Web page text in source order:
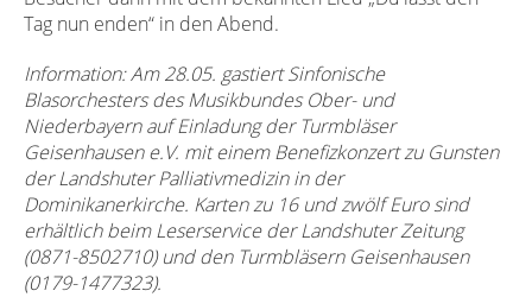
Tag nun enden“ in den Abend.
Information: Am 28.05. gastiert Sinfonische
Blasorchesters des Musikbundes Ober- und
Niederbayern auf Einladung der Turmbläser
Geisenhausen e.V. mit einem Benefizkonzert zu Gunsten
der Landshuter Palliativmedizin in der
Dominikanerkirche. Karten zu 16 und zwölf Euro sind
erhältlich beim Leserservice der Landshuter Zeitung
(0871-8502710) und den Turmbläsern Geisenhausen
(0179-1477323).